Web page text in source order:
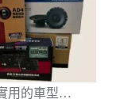
用的車型…